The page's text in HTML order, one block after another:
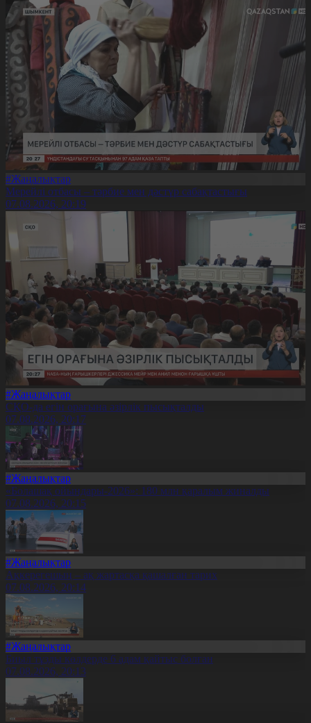
#Жаңалықтар
Мерейлі отбасы – тәрбие мен дәстүр сабақтастығы
07.08.2026, 20:19
#Жаңалықтар
СҚО-да егін орағына әзірлік пысықталды
07.08.2026, 20:17
#Жаңалықтар
«Болашақ ойындары-2026»: 180 млн қаралым жиналды
07.08.2026, 20:15
#Жаңалықтар
Ақкерегешың – ақ жартасқа қашалған тарих
07.08.2026, 20:14
#Жаңалықтар
Биыл тұзды көлдерде 6 адам қайтыс болған
07.08.2026, 20:13